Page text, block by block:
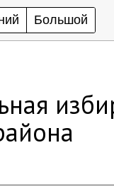
Большой